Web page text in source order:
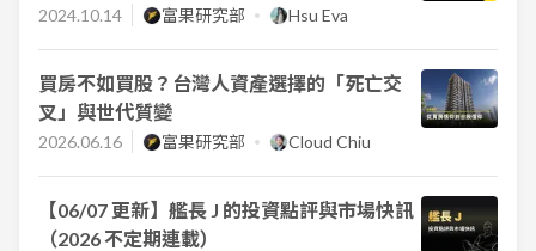
2024.10.14 富果研究部 Hsu Eva
買房不如買股？台灣人資產選擇的「死亡交
叉」與世代質變
2026.06.16 富果研究部 Cloud Chiu
【06/07 更新】艦長 J 的投資點評與市場快訊
（2026 不定期連載）